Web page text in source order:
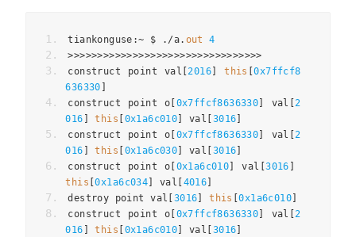
tiankonguse :~ $ ./a. out
4
>>>>>>>>>>>>>>>>>>>>>>>>>>>>>>>>>
construct point val [2016 this [0x7ffcf8
636330
construct point o 0x7ffcf8636330 val [2
016
this 0x1a6c010 val 3016
construct point o 0x7ffcf8636330 val [2
016
this 0x1a6c030 val 3016
construct point o 0x1a6c010 val [3016
this [0x1a6c034 val 4016
destroy point val
3016 this [0x1a6c010
construct point o 0x7ffcf8636330 val [2
016
this 0x1a6c010 val 3016